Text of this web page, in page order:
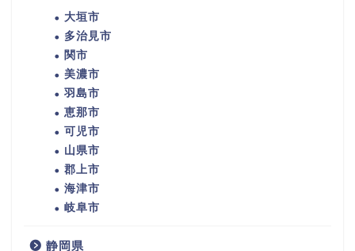
大垣市
多治見市
関市
美濃市
羽島市
恵那市
可児市
山県市
郡上市
海津市
岐阜市
静岡県